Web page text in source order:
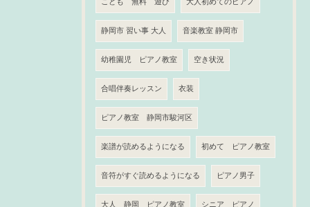
静岡市 習い事 大人 音楽教室 静岡市
幼稚園児 ピアノ教室 空き状況
合唱伴奏レッスン 衣装
ピアノ教室 静岡市駿河区
楽譜が読めるようになる 初めて ピアノ教室
音符がすぐ読めるようになる ピアノ男子
大人 静岡 ピアノ教室 シニア ピアノ